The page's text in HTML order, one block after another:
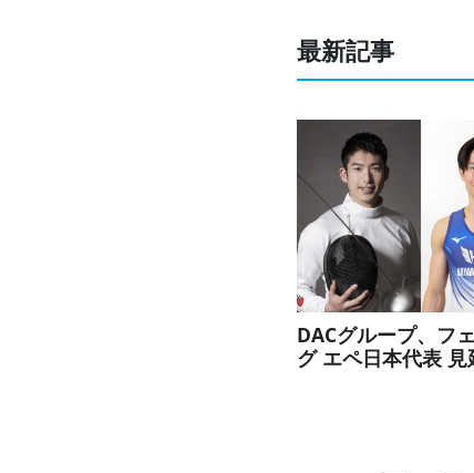
最新記事
DACグループ、フ
グ エペ日本代表 見